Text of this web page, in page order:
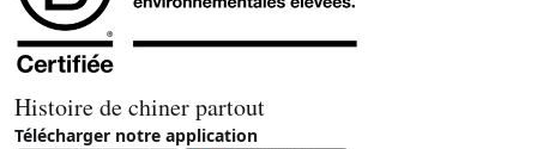
Histoire de chiner partout
Télécharger notre application